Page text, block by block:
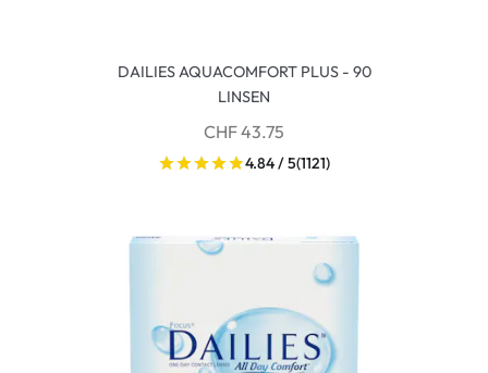
DAILIES AQUACOMFORT PLUS - 90
LINSEN
CHF 43.75
4.84 / 5(1121)